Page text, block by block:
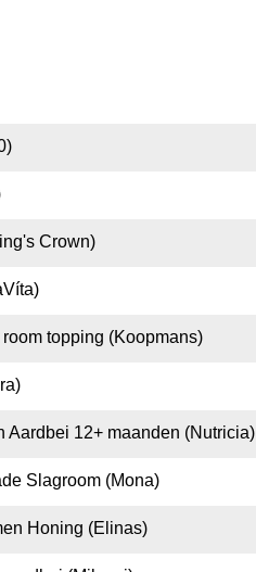
Crown)
topping (Koopmans)
Aardbei 12+ maanden (Nutricia)
Slagroom (Mona)
Honing (Elinas)